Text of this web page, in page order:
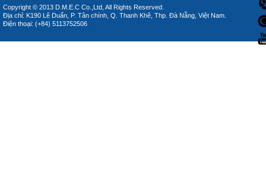
Copyright © 2013 D.M.E.C Co.,Ltd, All Rights Reserved.
Địa chỉ: K190 Lê Duẩn, P. Tân chính, Q. Thanh Khê, Thp. Đà Nẵng, Việt Nam.
Điện thoại: (+84) 5113752506